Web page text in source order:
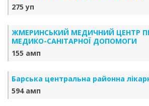
275 уп
ЖМЕРИНСЬКИЙ МЕДИЧНИЙ ЦЕНТР
МЕДИКО-САНІТАРНОЇ ДОПОМОГИ
155 амп
Барська центральна районна
594 амп